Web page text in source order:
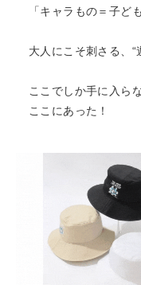
「キャラもの＝子ど
大人にこそ刺さる、“
ここでしか手に入ら
ここにあった！